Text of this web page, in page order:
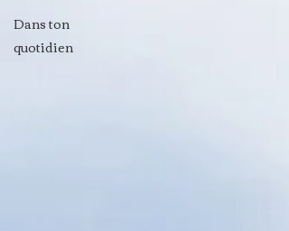
Dans ton
quotidien